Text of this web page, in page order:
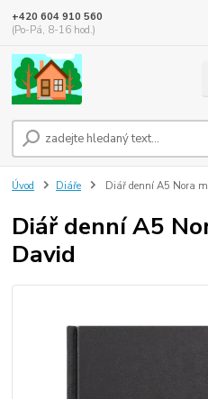
+420 604 910 560
(Po-Pá, 8-16 hod.)
Úvod Diáře Diář denní A5 Nora
Diář denní A5
David